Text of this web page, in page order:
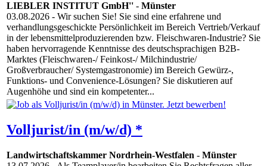
LIEBLER INSTITUT GmbH'' - Münster
03.08.2026 - Wir suchen Sie! Sie sind eine erfahrene und
verhandlungsgeschickte Persönlichkeit im Bereich Vertrieb/Verkauf
in der lebensmittelproduzierenden bzw. Fleischwaren-Industrie? Sie
haben hervorragende Kenntnisse des deutschsprachigen B2B-
Marktes (Fleischwaren-/ Feinkost-/ Milchindustrie/
Großverbraucher/ Systemgastronomie) im Bereich Gewürz-,
Funktions- und Convenience-Lösungen? Sie diskutieren auf
Augenhöhe und sind ein kompetenter...
Volljurist/in (m/w/d) *
Landwirtschaftskammer Nordrhein-Westfalen - Münster